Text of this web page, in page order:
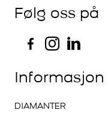
Følg oss på
Informasjon
DIAMANTER